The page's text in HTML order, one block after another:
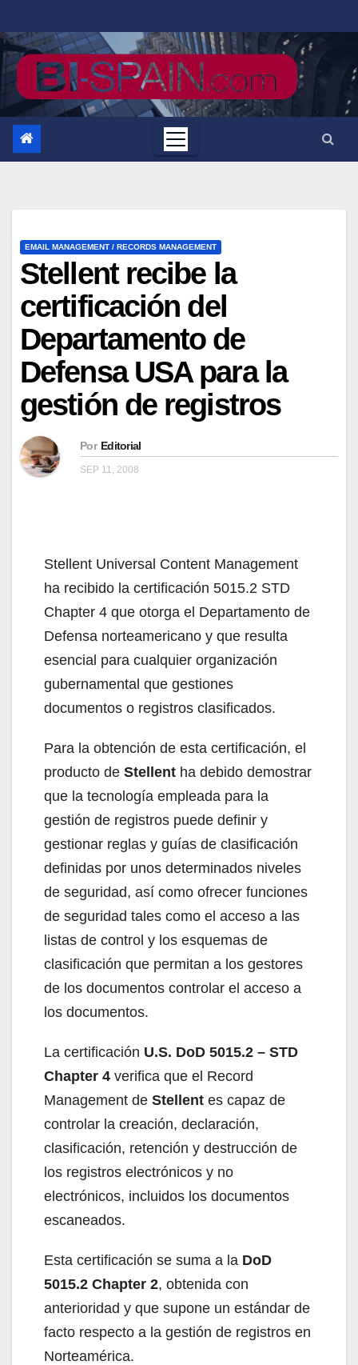
al
contenido
EMAIL MANAGEMENT / RECORDS MANAGEMENT
Stellent recibe la
certificación del
Departamento de
Defensa USA para la
gestión de registros
Por Editorial
SEP 11, 2008
Stellent Universal Content Management
ha recibido la certificación 5015.2 STD
Chapter 4 que otorga el Departamento de
Defensa norteamericano y que resulta
esencial para cualquier organización
gubernamental que gestiones
documentos o registros clasificados.
Para la obtención de esta certificación, el
producto de Stellent ha debido demostrar
que la tecnología empleada para la
gestión de registros puede definir y
gestionar reglas y guías de clasificación
definidas por unos determinados niveles
de seguridad, así como ofrecer funciones
de seguridad tales como el acceso a las
listas de control y los esquemas de
clasificación que permitan a los gestores
de los documentos controlar el acceso a
los documentos.
La certificación U.S. DoD 5015.2 – STD
Chapter 4 verifica que el Record
Management de Stellent es capaz de
controlar la creación, declaración,
clasificación, retención y destrucción de
los registros electrónicos y no
electrónicos, incluidos los documentos
escaneados.
Esta certificación se suma a la DoD
5015.2 Chapter 2, obtenida con
anterioridad y que supone un estándar de
facto respecto a la gestión de registros en
Norteamérica.